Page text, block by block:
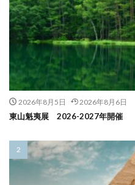
2026年8月5日 2026年8月6日
東山魁夷展 2026-2027年開催